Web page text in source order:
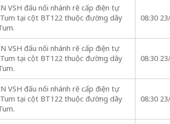
VSH đấu nối nhánh rẽ cấp điện tự
tại cột BT122 thuộc đường dây
08:30
VSH đấu nối nhánh rẽ cấp điện tự
tại cột BT122 thuộc đường dây
08:30
VSH đấu nối nhánh rẽ cấp điện tự
tại cột BT122 thuộc đường dây
08:30